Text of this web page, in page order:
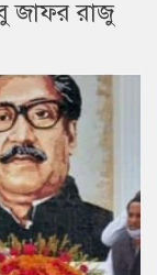
জাফর রাজু